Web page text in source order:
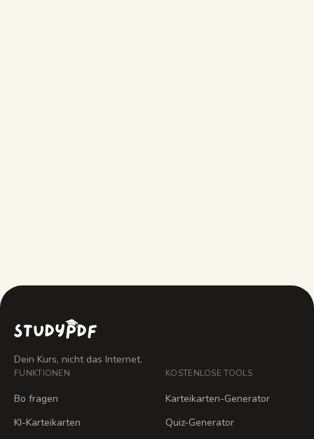
Dein Kurs, nicht das Internet.
FUNKTIONEN
Bo fragen
KI-Karteikarten
KOSTENLOSE TOOLS
Karteikarten-Generator
Quiz-Generator